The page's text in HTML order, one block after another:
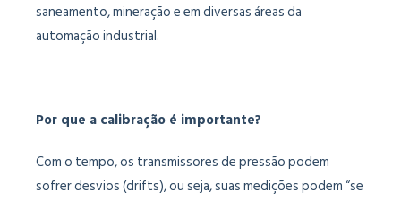
saneamento, mineração e em diversas áreas da
automação industrial.
Por que a calibração é importante?
Com o tempo, os transmissores de pressão podem
sofrer desvios (drifts), ou seja, suas medições podem “se